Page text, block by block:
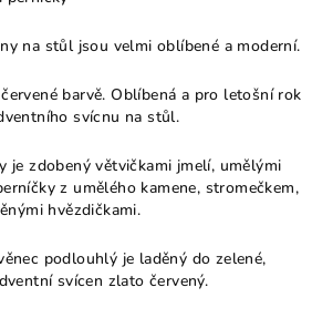
na stůl jsou velmi oblíbené a moderní.
barvě. Oblíbená a pro letošní rok
svícnu na stůl.
je zdobený větvičkami jmelí, umělými
z umělého kamene, stromečkem,
hvězdičkami.
podlouhlý je laděný do zelené,
svícen zlato červený.